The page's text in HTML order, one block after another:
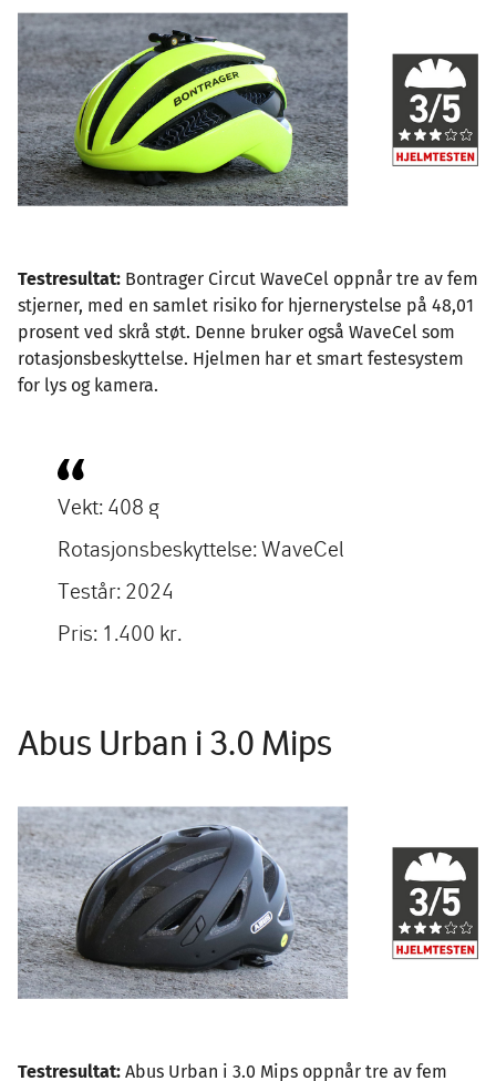
Testresultat: Bontrager Circut WaveCel oppnår tre av fem
stjerner, med en samlet risiko for hjernerystelse på 48,01
prosent ved skrå støt. Denne bruker også WaveCel som
rotasjonsbeskyttelse. Hjelmen har et smart festesystem
for lys og kamera.
Vekt: 408 g
Rotasjonsbeskyttelse: WaveCel
Testår: 2024
Pris: 1.400 kr.
Abus Urban i 3.0 Mips
Testresultat: Abus Urban i 3.0 Mips oppnår tre av fem